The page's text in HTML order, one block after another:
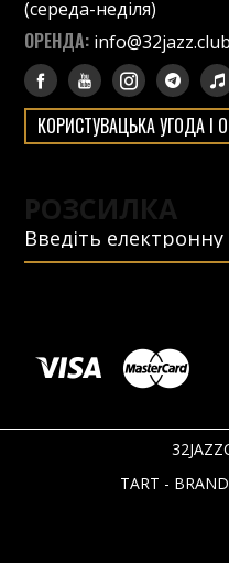
(середа-неділя)
ОРЕНДА: info@32jazz.club
КОРИСТУВАЦЬКА УГОДА І
РОЗСИЛКА
TART -